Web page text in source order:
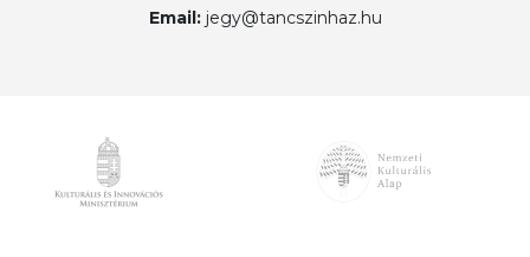
Email: jegy@tancszinhaz.hu